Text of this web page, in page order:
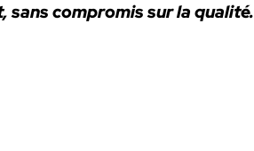
compromis sur la qualité.